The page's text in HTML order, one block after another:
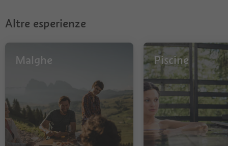
Altre esperienze
Malghe Piscine